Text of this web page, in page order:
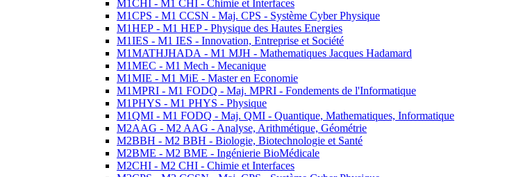
M1CHI - M1 CHI - Chimie et Interfaces
M1CPS - M1 CCSN - Maj. CPS - Système Cyber Physique
M1HEP - M1 HEP - Physique des Hautes Energies
M1IES - M1 IES - Innovation, Entreprise et Société
M1MATHJHADA - M1 MJH - Mathematiques Jacques Hadamard
M1MEC - M1 Mech - Mecanique
M1MIE - M1 MiE - Master en Economie
M1MPRI - M1 FODQ - Maj. MPRI - Fondements de l'Informatique
M1PHYS - M1 PHYS - Physique
M1QMI - M1 FODQ - Maj. QMI - Quantique, Mathematiques, Informatique
M2AAG - M2 AAG - Analyse, Arithmétique, Géométrie
M2BBH - M2 BBH - Biologie, Biotechnologie et Santé
M2BME - M2 BME - Ingénierie BioMédicale
M2CHI - M2 CHI - Chimie et Interfaces